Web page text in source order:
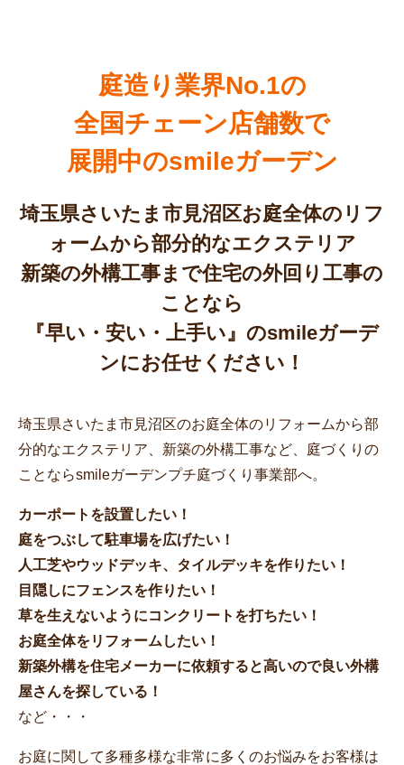
庭造り業界No.1の
全国チェーン店舗数で
展開中のsmileガーデン
埼玉県さいたま市見沼区お庭全体のリフ
ォームから部分的なエクステリア
新築の外構工事まで住宅の外回り工事の
ことなら
『早い・安い・上手い』のsmileガーデ
ンにお任せください！
埼玉県さいたま市見沼区のお庭全体のリフォームから部
分的なエクステリア、新築の外構工事など、庭づくりの
ことならsmileガーデンプチ庭づくり事業部へ。
カーポートを設置したい！
庭をつぶして駐車場を広げたい！
人工芝やウッドデッキ、タイルデッキを作りたい！
目隠しにフェンスを作りたい！
草を生えないようにコンクリートを打ちたい！
お庭全体をリフォームしたい！
新築外構を住宅メーカーに依頼すると高いので良い外構
屋さんを探している！
など・・・
お庭に関して多種多様な非常に多くのお悩みをお客様は